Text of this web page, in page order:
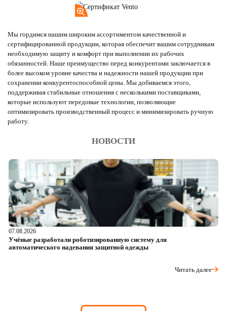
Мы гордимся нашим широким ассортиментом качественной и
сертифицированной продукции, которая обеспечит вашим сотрудникам
необходимую защиту и комфорт при выполнении их рабочих
обязанностей. Наше преимущество перед конкурентами заключается в
более высоком уровне качества и надежности нашей продукции при
сохранении конкурентоспособной цены. Мы добиваемся этого,
поддерживая стабильные отношения с несколькими поставщиками,
которые используют передовые технологии, позволяющие
оптимизировать производственный процесс и минимизировать ручную
работу.
НОВОСТИ
07.08.2026
Учёные разработали роботизированную систему для
автоматического надевания защитной одежды
Читать далее